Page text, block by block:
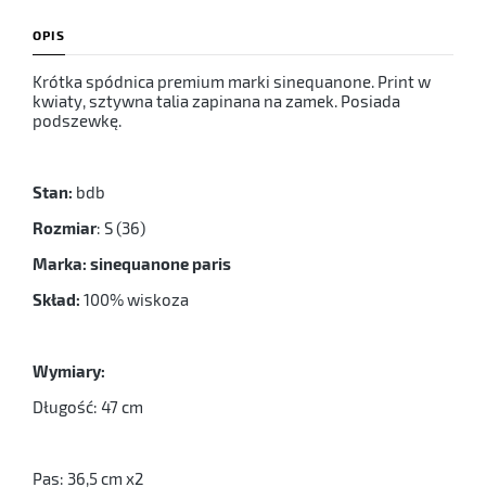
OPIS
Krótka spódnica premium marki sinequanone. Print w
kwiaty, sztywna talia zapinana na zamek. Posiada
podszewkę.
Stan: bdb
Rozmiar: S (36)
Marka: sinequanone paris
Skład: 100% wiskoza
Wymiary:
Długość: 47 cm
Pas: 36,5 cm x2